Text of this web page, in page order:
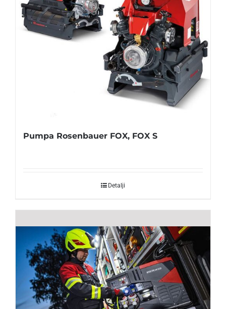
Pumpa Rosenbauer FOX, FOX S
Detalji